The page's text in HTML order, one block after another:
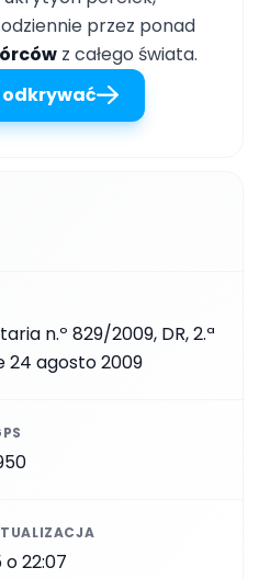
przez ponad
z całego świata.
n.º 829/2009, DR, 2.ª
24 agosto 2009
22:07